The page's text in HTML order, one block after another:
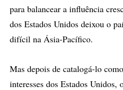
para balancear a influência
dos Estados Unidos deixou o
difícil na Ásia-Pacífico.
Mas depois de catalogá-lo
interesses dos Estados Unidos,